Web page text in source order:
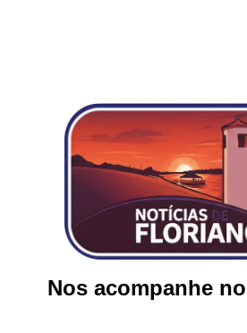
Nos acompanhe